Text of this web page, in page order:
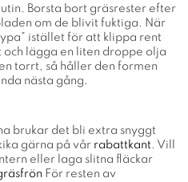
Borsta bort gräsrester efter
om de blivit fuktiga. När
istället för att klippa rent
lägga en liten droppe olja
torrt, så håller den formen
nästa gång.
brukar det bli extra snyggt
gärna på vår rabattkant . Vill
eller laga slitna fläckar
För resten av